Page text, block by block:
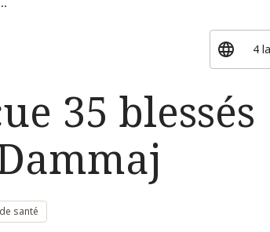
35 blessés
santé